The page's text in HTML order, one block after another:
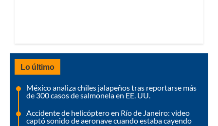
Lo último
México analiza chiles jalapeños tras reportarse más
de 300 casos de salmonela en EE. UU.
Accidente de helicóptero en Río de Janeiro: video
captó sonido de aeronave cuando estaba cayendo